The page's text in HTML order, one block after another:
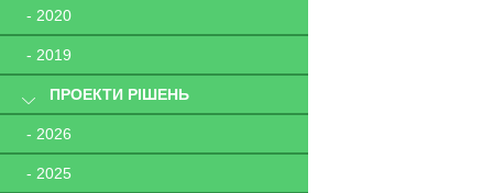
- 2020
- 2019
ПРОЕКТИ РІШЕНЬ
- 2026
- 2025